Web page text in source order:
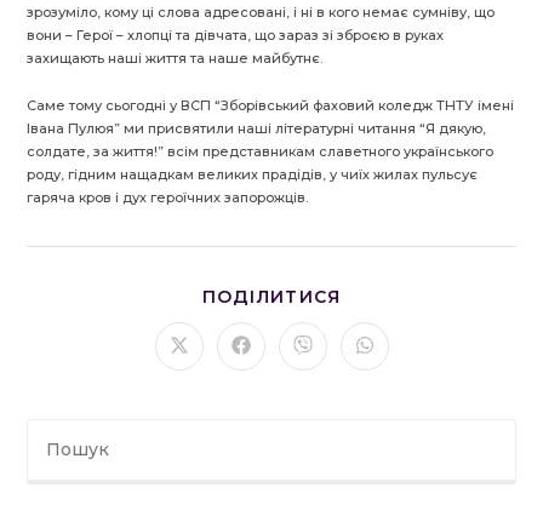
зрозуміло, кому ці слова адресовані, і ні в кого немає сумніву, що
вони – Герої – хлопці та дівчата, що зараз зі зброєю в руках
захищають наші життя та наше майбутнє.
Саме тому сьогодні у ВСП “Зборівський фаховий коледж ТНТУ імені
Івана Пулюя” ми присвятили наші літературні читання “Я дякую,
солдате, за життя!” всім представникам славетного українського
роду, гідним нащадкам великих прадідів, у чиїх жилах пульсує
гаряча кров і дух героїчних запорожців.
ПОДІЛИТИСЯ
ЦИМ
ВМІСТОМ
Відкрити
в
Відкрити
в
Відкрити
в
Відкрити
в